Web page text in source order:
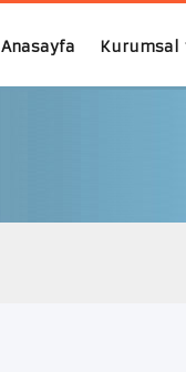
Anasayfa Kurumsal